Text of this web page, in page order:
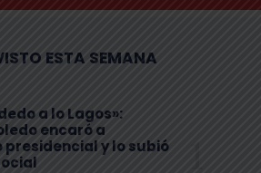
ESTA SEMANA
a lo Lagos»:
encaró a
presidencial y lo subió